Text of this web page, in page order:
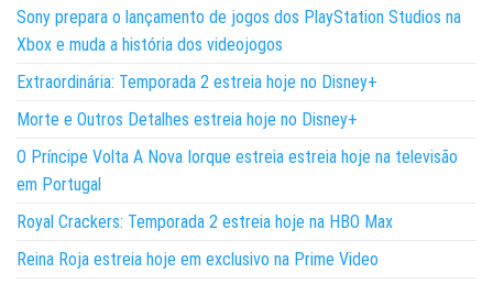
Sony prepara o lançamento de jogos dos PlayStation Studios na
Xbox e muda a história dos videojogos
Extraordinária: Temporada 2 estreia hoje no Disney+
Morte e Outros Detalhes estreia hoje no Disney+
O Príncipe Volta A Nova Iorque estreia estreia hoje na televisão
em Portugal
Royal Crackers: Temporada 2 estreia hoje na HBO Max
Reina Roja estreia hoje em exclusivo na Prime Video